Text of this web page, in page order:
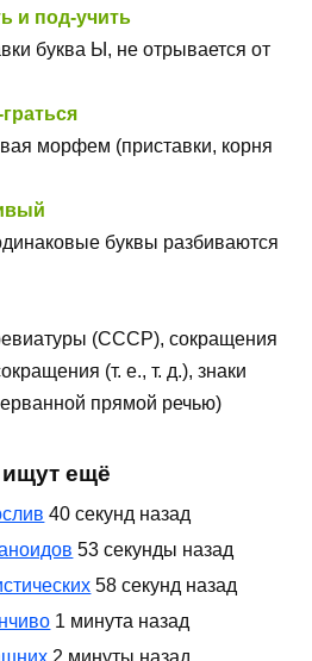
и под-учить
буква Ы, не отрывается от
морфем (приставки, корня
буквы разбиваются
(СССР), сокращения
(т. е., т. д.), знаки
прямой речью)
ещё
40 секунд назад
53 секунды назад
58 секунд назад
1 минута назад
2 минуты назад